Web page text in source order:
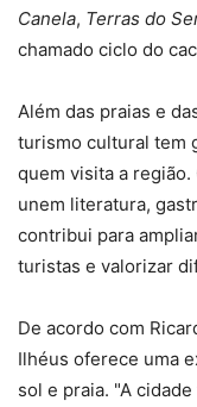
Canela, Terras do
chamado ciclo do
Além das praias e
turismo cultural tem
quem visita a
unem literatura,
contribui para
turistas e valorizar
De acordo com
Ilhéus oferece uma
sol e praia. "A